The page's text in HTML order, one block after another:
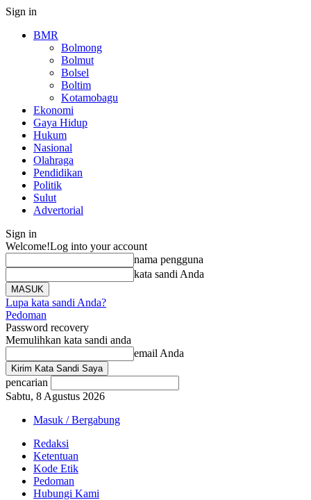
Sign in
BMR
Bolmong
Bolmut
Bolsel
Boltim
Kotamobagu
Ekonomi
Gaya Hidup
Hukum
Nasional
Olahraga
Pendidikan
Politik
Sulut
Advertorial
Sign in
Welcome!Log into your account
nama pengguna
kata sandi Anda
Lupa kata sandi Anda?
Pedoman
Password recovery
Memulihkan kata sandi anda
email Anda
pencarian
Sabtu, 8 Agustus 2026
Masuk / Bergabung
Redaksi
Ketentuan
Kode Etik
Pedoman
Hubungi Kami